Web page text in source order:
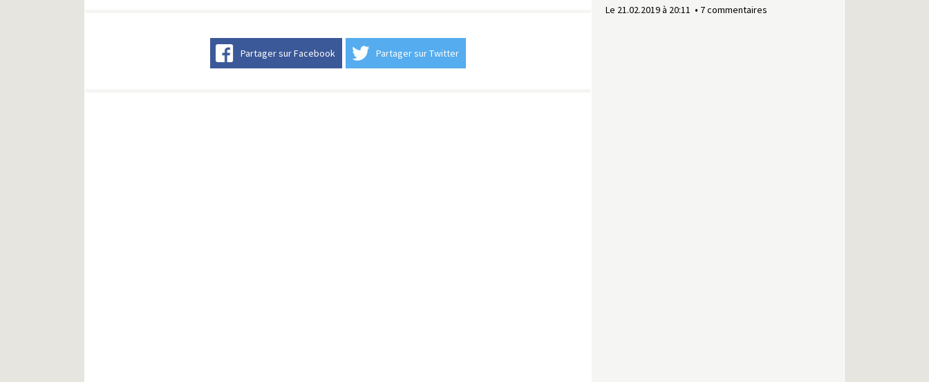
Partager sur Facebook Partager sur Twitter
Le 21.02.2019 à 20:11 7 commentaires